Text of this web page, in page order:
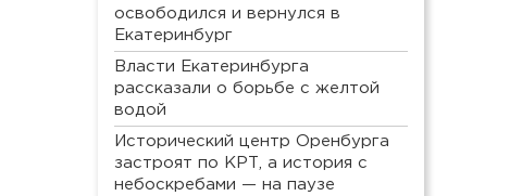
освободился и вернулся в
Екатеринбург
Власти Екатеринбурга
рассказали о борьбе с желтой
водой
Исторический центр Оренбурга
застроят по КРТ, а история с
небоскребами — на паузе